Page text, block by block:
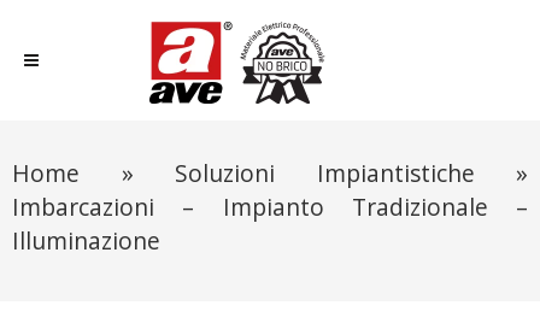
Home » Soluzioni Impiantistiche »
Imbarcazioni – Impianto Tradizionale –
Illuminazione